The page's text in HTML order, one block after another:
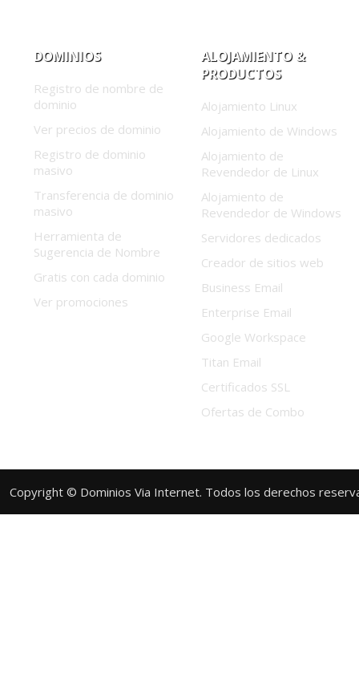
DOMINIOS
Registro de nombre de
dominio
Ver precios de dominio
Registro de dominio
masivo
Transferencia de dominio
masivo
Herramienta de
Sugerencia de Nombre
Gratis con cada dominio
Ver promociones
ALOJAMIENTO &
PRODUCTOS
Alojamiento Linux
Alojamiento de Windows
Alojamiento de
Revendedor de Linux
Alojamiento de
Revendedor de Windows
Servidores dedicados
Creador de sitios web
Business Email
Enterprise Email
Google Workspace
Titan Email
Certificados SSL
Ofertas de Combo
Copyright © Dominios Via Internet. Todos los derechos